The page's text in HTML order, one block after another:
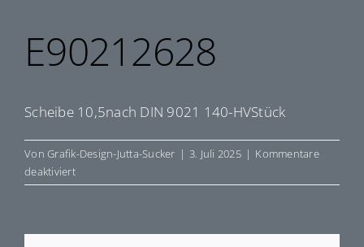
E90212628
Scheibe 10,5nach DIN 9021 140-HVStück
VonGrafik-Design-Jutta-Sucker | 3. Juli 2025 | Kommentare
deaktiviertfür
E90212628